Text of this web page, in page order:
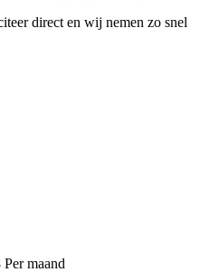
direct en wij nemen zo snel
maand